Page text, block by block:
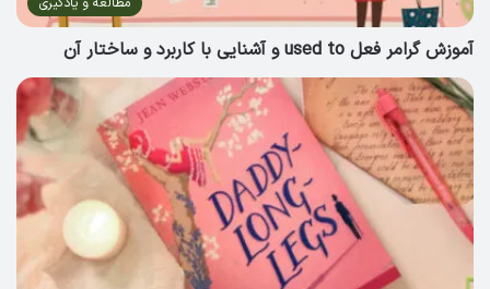
آموزش گرامر فعل used to و آشنایی با کاربرد و ساختار آن